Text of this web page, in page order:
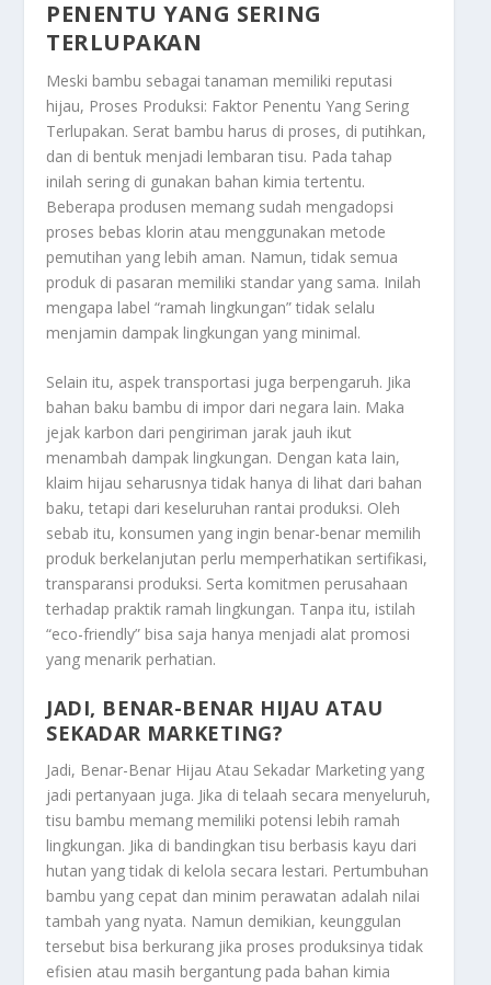
PENENTU YANG SERING
TERLUPAKAN
Meski bambu sebagai tanaman memiliki reputasi
hijau, Proses Produksi: Faktor Penentu Yang Sering
Terlupakan. Serat bambu harus di proses, di putihkan,
dan di bentuk menjadi lembaran tisu. Pada tahap
inilah sering di gunakan bahan kimia tertentu.
Beberapa produsen memang sudah mengadopsi
proses bebas klorin atau menggunakan metode
pemutihan yang lebih aman. Namun, tidak semua
produk di pasaran memiliki standar yang sama. Inilah
mengapa label “ramah lingkungan” tidak selalu
menjamin dampak lingkungan yang minimal.
Selain itu, aspek transportasi juga berpengaruh. Jika
bahan baku bambu di impor dari negara lain. Maka
jejak karbon dari pengiriman jarak jauh ikut
menambah dampak lingkungan. Dengan kata lain,
klaim hijau seharusnya tidak hanya di lihat dari bahan
baku, tetapi dari keseluruhan rantai produksi. Oleh
sebab itu, konsumen yang ingin benar-benar memilih
produk berkelanjutan perlu memperhatikan sertifikasi,
transparansi produksi. Serta komitmen perusahaan
terhadap praktik ramah lingkungan. Tanpa itu, istilah
“eco-friendly” bisa saja hanya menjadi alat promosi
yang menarik perhatian.
JADI, BENAR-BENAR HIJAU ATAU
SEKADAR MARKETING?
Jadi, Benar-Benar Hijau Atau Sekadar Marketing yang
jadi pertanyaan juga. Jika di telaah secara menyeluruh,
tisu bambu memang memiliki potensi lebih ramah
lingkungan. Jika di bandingkan tisu berbasis kayu dari
hutan yang tidak di kelola secara lestari. Pertumbuhan
bambu yang cepat dan minim perawatan adalah nilai
tambah yang nyata. Namun demikian, keunggulan
tersebut bisa berkurang jika proses produksinya tidak
efisien atau masih bergantung pada bahan kimia